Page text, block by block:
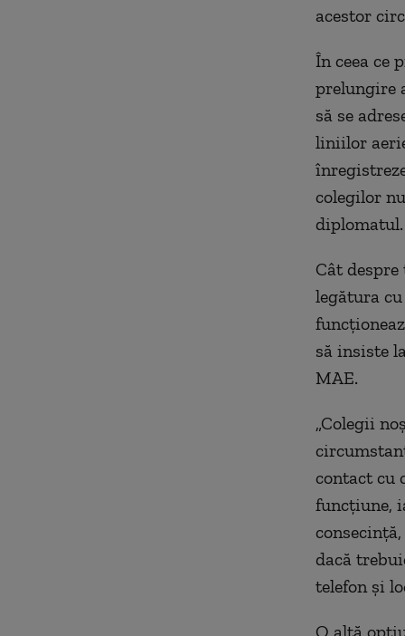
acestor
În ceea ce
prelungire
să se
liniilor
colegilor
diplomatul.
Cât
legătura
să insiste
MAE.
„Colegii
contact cu
funcțiune,
dacă
telefon și
O altă